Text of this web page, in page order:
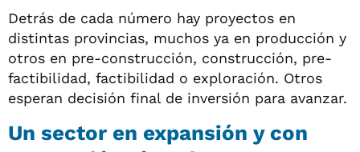
Detrás de cada número hay proyectos en
distintas provincias, muchos ya en producción y
otros en pre-construcción, construcción, pre-
factibilidad, factibilidad o exploración. Otros
esperan decisión final de inversión para avanzar.
Un sector en expansión y con